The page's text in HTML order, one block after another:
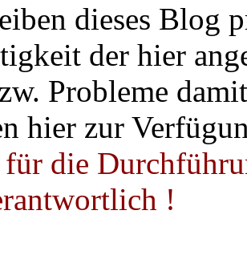
dieses Blog
der hier
Probleme
hier zur
für die
!